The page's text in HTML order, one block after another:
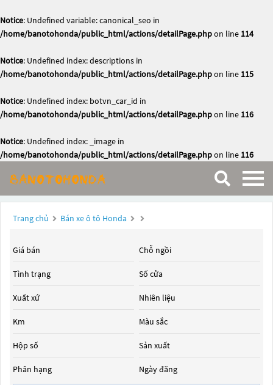
Notice: Undefined variable: canonical_seo in
/home/banotohonda/public_html/actions/detailPage.phpon line 114
Notice: Undefined index: descriptions in
/home/banotohonda/public_html/actions/detailPage.phpon line 115
Notice: Undefined index: botvn_car_id in
/home/banotohonda/public_html/actions/detailPage.phpon line 116
Notice: Undefined index: _image in
/home/banotohonda/public_html/actions/detailPage.phpon line 116
Trang chủ Bán xe ô tô Honda
Giá bán
Tình trạng
Xuất xứ
Km
Hộp số
Phân hạng
Chỗ ngồi
Số cửa
Nhiên liệu
Màu sắc
Sản xuất
Ngày đăng